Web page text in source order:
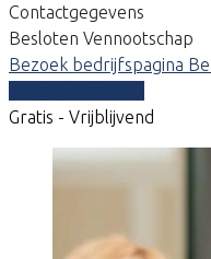
Contactgegevens
Besloten Vennootschap
Bezoek bedrijfspagina
Gratis - Vrijblijvend